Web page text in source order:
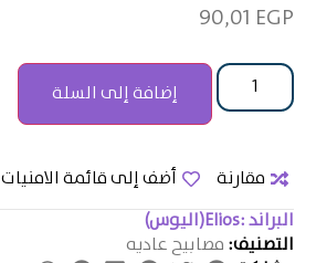
90,01 EGP
إضافة إلى السلة
مقارنة
أضف إلى قائمة الامنيات
البراند :Elios(اليوس)
التصنيف: مصابيح عاديه